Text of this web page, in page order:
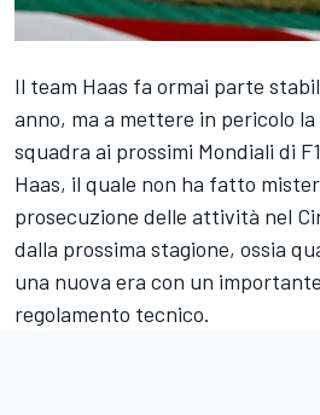
Il team Haas fa ormai parte
anno, ma a mettere in pericolo
squadra ai prossimi Mondiali di
Haas, il quale non ha fatto
prosecuzione delle attività nel
dalla prossima stagione, ossia
una nuova era con un
regolamento tecnico.